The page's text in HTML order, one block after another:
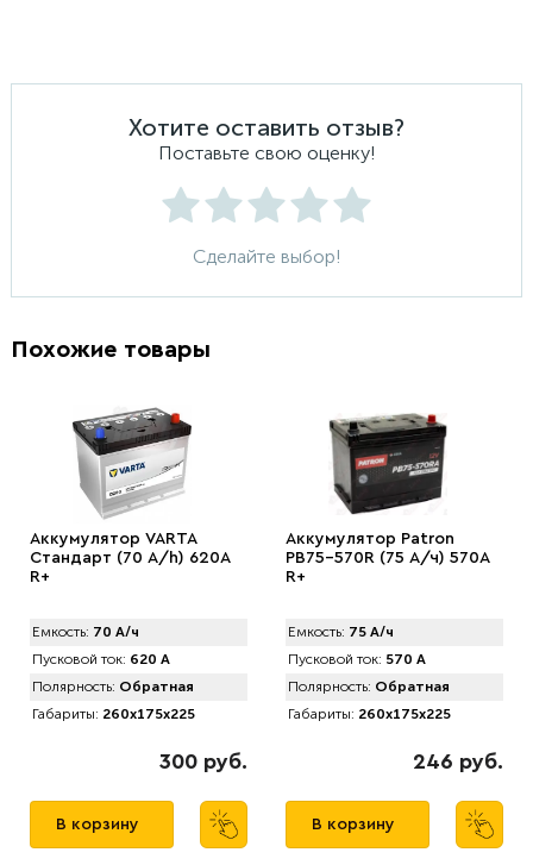
Хотите оставить отзыв?
Поставьте свою оценку!
Сделайте выбор!
Похожие товары
Аккумулятор VARTA
Стандарт (70 А/h) 620А
R+
Емкость: 70 А/ч
Пусковой ток: 620 А
Полярность: Обратная
Габариты: 260x175x225
300 руб.
В корзину
Аккумулятор Patron
PB75-570R (75 А/ч) 570A
R+
Емкость: 75 А/ч
Пусковой ток: 570 А
Полярность: Обратная
Габариты: 260x175x225
246 руб.
В корзину